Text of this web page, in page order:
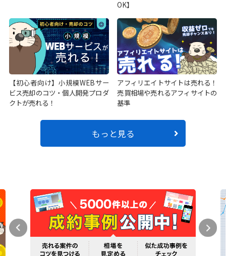
OK】
【初心者向け】小規模WEBサー
ビス売却のコツ・個人開発プロダ
クトが売れる！
アフィリエイトサイトは売れる！
売買相場や売れるアフィサイトの
基準
もっと見る